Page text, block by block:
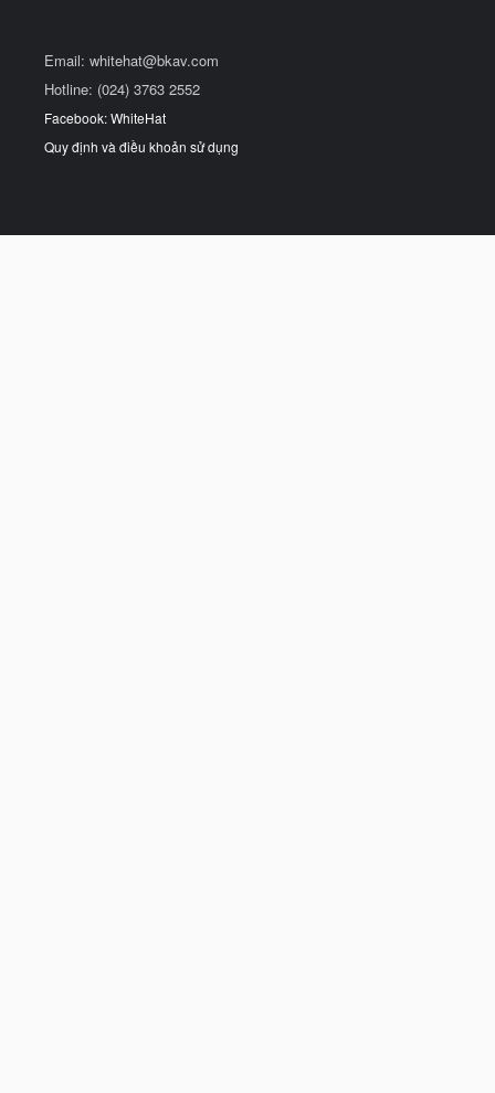
Email: whitehat@bkav.com
Hotline: (024) 3763 2552
Facebook: WhiteHat
Quy định và điều khoản sử dụng